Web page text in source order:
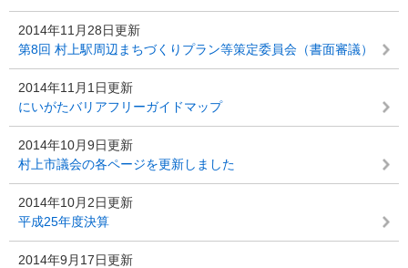
2014年11月28日更新
第8回 村上駅周辺まちづくりプラン等策定委員会（書面審議）
2014年11月1日更新
にいがたバリアフリーガイドマップ
2014年10月9日更新
村上市議会の各ページを更新しました
2014年10月2日更新
平成25年度決算
2014年9月17日更新